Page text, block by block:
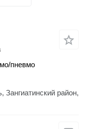
пневмо
Зангиатинский район,